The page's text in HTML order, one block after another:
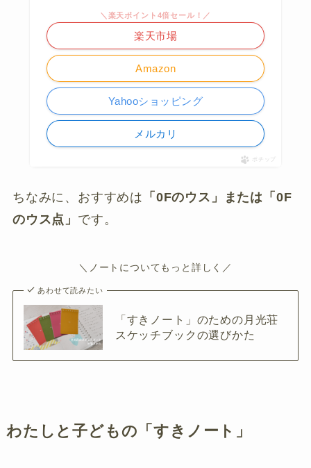
Amazon
＼楽天ポイント4倍セール！／
楽天市場
Yahooショッピング
メルカリ
ポチップ
ちなみに、おすすめは 「0Fのウス」または「0F
のウス点」 です。
＼ノートについてもっと詳しく／
あわせて読みたい
「すきノート」のための月光荘
スケッチブックの選びかた
わたしと子どもの「すきノート」